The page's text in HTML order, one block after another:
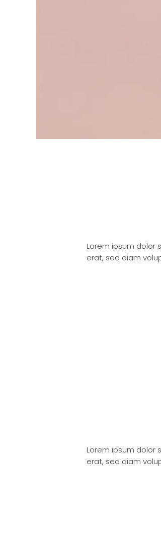
Lorem ipsum dolor
erat, sed diam
Lorem ipsum dolor
erat, sed diam